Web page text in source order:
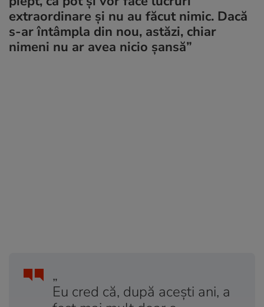
extraordinare şi nu au făcut nimic. Dacă
s-ar întâmpla din nou, astăzi, chiar
nimeni nu ar avea nicio şansă”
„
Eu cred că, după aceşti ani, a